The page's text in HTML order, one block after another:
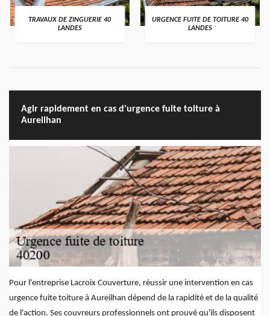
TRAVAUX DE ZINGUERIE 40
LANDES
URGENCE FUITE DE TOITURE 40
LANDES
Agir rapidement en cas d'urgence fuite toiture à
Aureilhan
Pour l'entreprise Lacroix Couverture, réussir une intervention en cas
urgence fuite toiture à Aureilhan dépend de la rapidité et de la qualité
de l'action. Ses couvreurs professionnels ont prouvé qu'ils disposent